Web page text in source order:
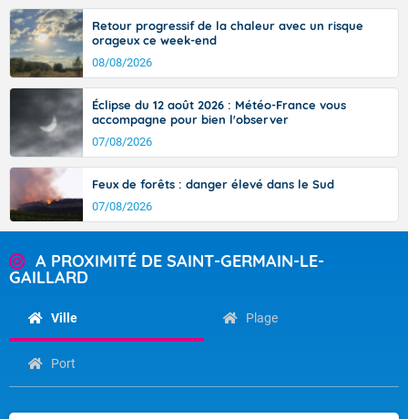
Retour progressif de la chaleur avec un risque
orageux ce week-end
08/08/2026
Éclipse du 12 août 2026 : Météo-France vous
accompagne pour bien l'observer
07/08/2026
Feux de forêts : danger élevé dans le Sud
07/08/2026
A PROXIMITÉ DE SAINT-GERMAIN-LE-
GAILLARD
Ville Plage
Port